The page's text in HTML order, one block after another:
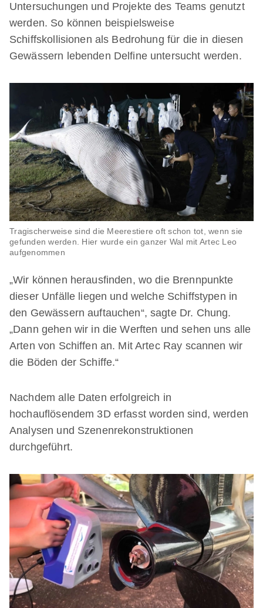
Untersuchungen und Projekte des Teams genutzt
werden. So können beispielsweise
Schiffskollisionen als Bedrohung für die in diesen
Gewässern lebenden Delfine untersucht werden.
Tragischerweise sind die Meerestiere oft schon tot, wenn sie
gefunden werden. Hier wurde ein ganzer Wal mit Artec Leo
aufgenommen
„Wir können herausfinden, wo die Brennpunkte
dieser Unfälle liegen und welche Schiffstypen in
den Gewässern auftauchen“, sagte Dr. Chung.
„Dann gehen wir in die Werften und sehen uns alle
Arten von Schiffen an. Mit Artec Ray scannen wir
die Böden der Schiffe.“
Nachdem alle Daten erfolgreich in
hochauflösendem 3D erfasst worden sind, werden
Analysen und Szenenrekonstruktionen
durchgeführt.